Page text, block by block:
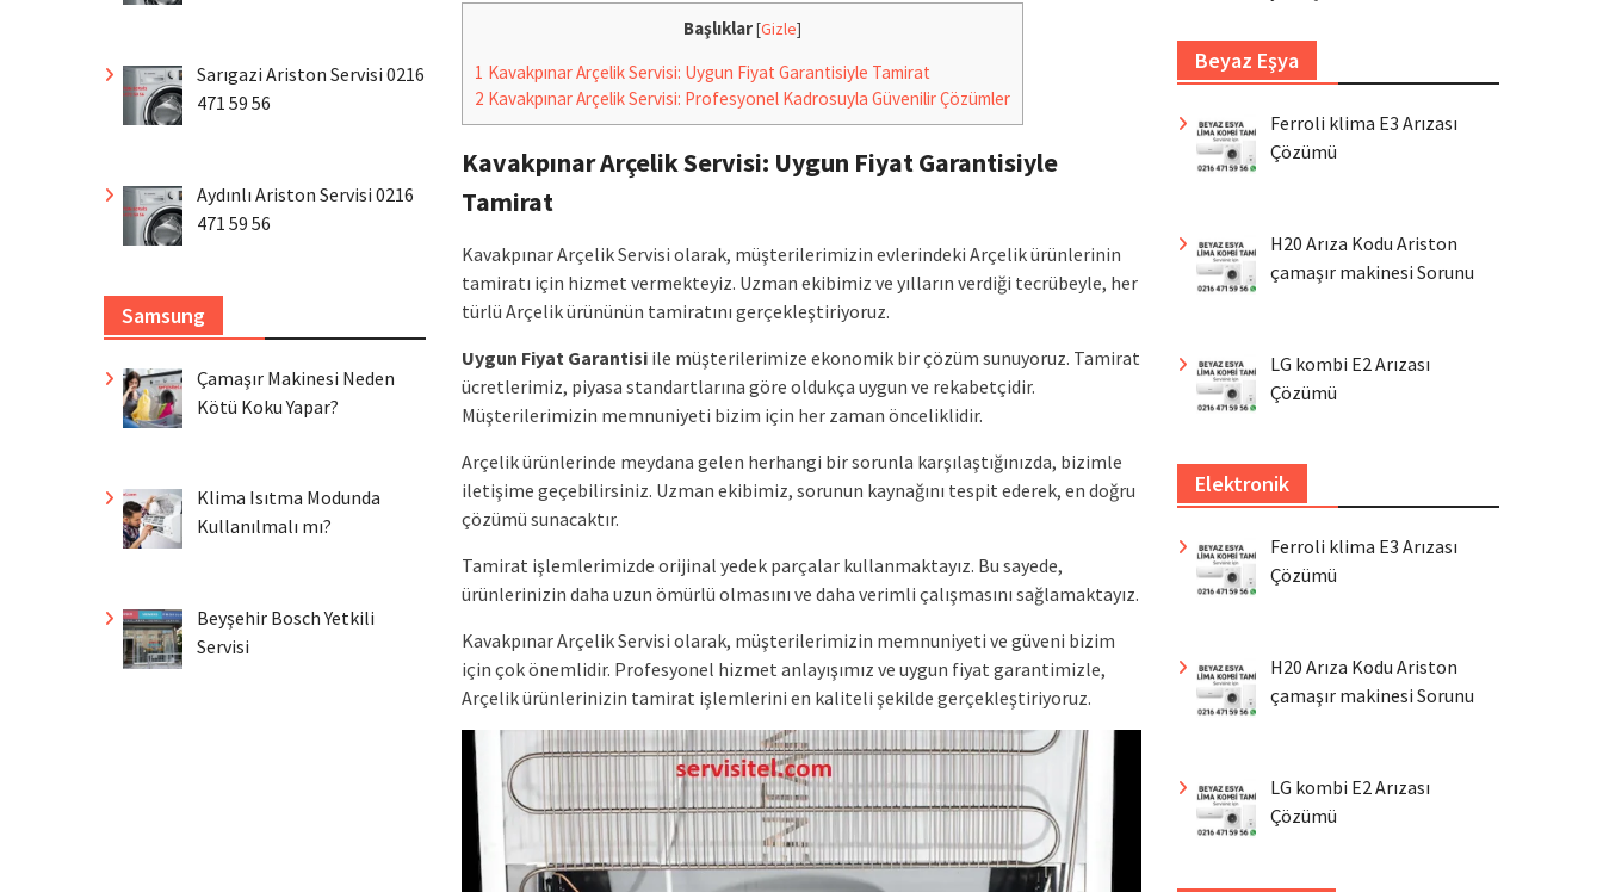
Başlıklar[Gizle]
1 Kavakpınar Arçelik Servisi: Uygun Fiyat Garantisiyle Tamirat
2 Kavakpınar Arçelik Servisi: Profesyonel Kadrosuyla Güvenilir Çözümler
Kavakpınar Arçelik Servisi: Uygun Fiyat Garantisiyle
Tamirat
Kavakpınar Arçelik Servisi olarak, müşterilerimizin evlerindeki Arçelik ürünlerinin
tamiratı için hizmet vermekteyiz. Uzman ekibimiz ve yılların verdiği tecrübeyle, her
türlü Arçelik ürününün tamiratını gerçekleştiriyoruz.
Uygun Fiyat Garantisi ile müşterilerimize ekonomik bir çözüm sunuyoruz. Tamirat
ücretlerimiz, piyasa standartlarına göre oldukça uygun ve rekabetçidir.
Müşterilerimizin memnuniyeti bizim için her zaman önceliklidir.
Arçelik ürünlerinde meydana gelen herhangi bir sorunla karşılaştığınızda, bizimle
iletişime geçebilirsiniz. Uzman ekibimiz, sorunun kaynağını tespit ederek, en doğru
çözümü sunacaktır.
Tamirat işlemlerimizde orijinal yedek parçalar kullanmaktayız. Bu sayede,
ürünlerinizin daha uzun ömürlü olmasını ve daha verimli çalışmasını sağlamaktayız.
Kavakpınar Arçelik Servisi olarak, müşterilerimizin memnuniyeti ve güveni bizim
için çok önemlidir. Profesyonel hizmet anlayışımız ve uygun fiyat garantimizle,
Arçelik ürünlerinizin tamirat işlemlerini en kaliteli şekilde gerçekleştiriyoruz.
Beyaz Eşya
Ferroli klima E3 Arızası
Çözümü
H20 Arıza Kodu Ariston
çamaşır makinesi Sorunu
LG kombi E2 Arızası
Çözümü
Elektronik
Ferroli klima E3 Arızası
Çözümü
H20 Arıza Kodu Ariston
çamaşır makinesi Sorunu
LG kombi E2 Arızası
Çözümü
Sarıgazi Ariston Servisi 0216
471 59 56
Aydınlı Ariston Servisi 0216
471 59 56
Samsung
Çamaşır Makinesi Neden
Kötü Koku Yapar?
Klima Isıtma Modunda
Kullanılmalı mı?
Beyşehir Bosch Yetkili
Servisi